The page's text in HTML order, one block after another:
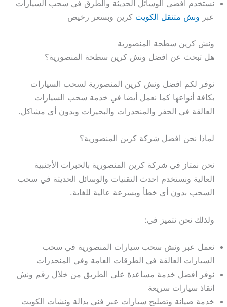
نستخدم افضى الوسائل الحديثة والطرق في سحب السيارات
عبر ونش متنقل الكويت كرين وبسعر رخيص
ونش كرين سطحة المنصورية
هل تبحث عن افضل ونش كرين سطحة المنصورية؟
نوفر لكم افضل ونش كرين المنصورية لسحب السيارات
بكافة أنواعها كما نعمل أيضا في خدمة سحب السيارات
العالقة في الحفر والمنحدرات والبحيرات وبدون أي مشاكل.
لماذا نحن افضل شركة كرين المنصورية؟
نحن نمتاز في شركة كرين المنصورية بالخبرات الأجنبية
العالية ونستخدم احدث التقنيات والوسائل الحديثة في سحب
السحب بدون أي خطأ وبسرعة عالية للغاية.
ولذلك نحن نتميز في:
نعمل عبر ونش سحب سيارات المنصورية في سحب
السيارات العالقة في الطرقات العامة وفي المنحدرات
نوفر افضل خدمة مساعدة على الطريق من خلال رقم ونش
انقاذ سيارات سريعة
خدمة صيانة وتصليح سيارات عبر فني بدالة ونشات الكويت